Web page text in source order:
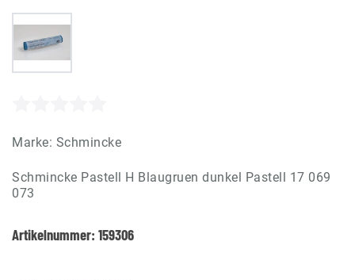
Marke: Schmincke
Schmincke Pastell H Blaugruen dunkel Pastell 17 069
073
Artikelnummer: 159306